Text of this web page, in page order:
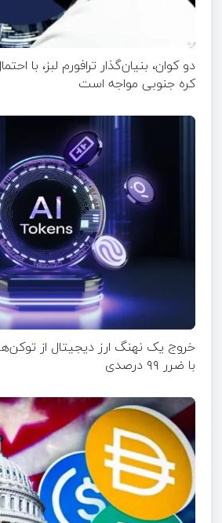
دو کوان، بنیان‌گذار ترافورم لبز، با
کره جنوبی مواجه است
خروج یک نهنگ ارز دیجیتال از
با ضرر ۹۹ درصدی